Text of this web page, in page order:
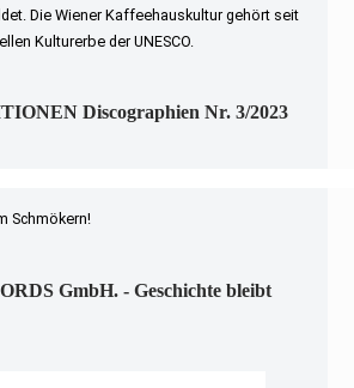
Die Wiener Kaffeehauskultur gehört seit
Kulturerbe der UNESCO.
Discographien Nr. 3/2023
Schmökern!
GmbH. - Geschichte bleibt